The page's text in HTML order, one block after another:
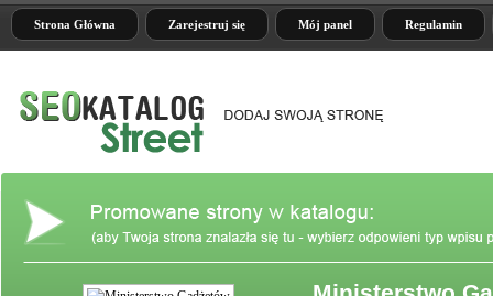
Strona Główna Zarejestruj się Mój panel Regulamin